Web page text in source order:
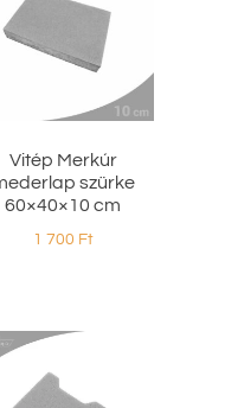
Vitép Merkúr
szürke
60×40×10 cm
1 700 Ft